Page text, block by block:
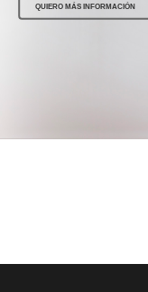
QUIERO MÁS INFORMACIÓN